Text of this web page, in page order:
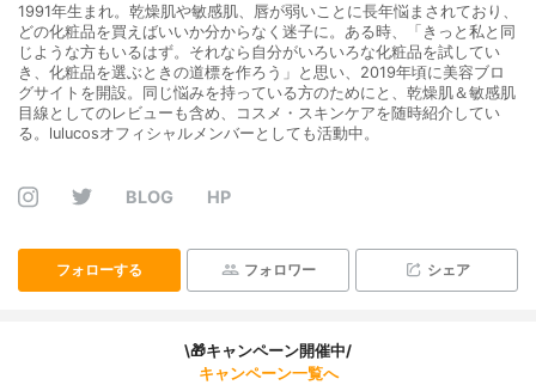
1991年生まれ。乾燥肌や敏感肌、唇が弱いことに長年悩まされており、
どの化粧品を買えばいいか分からなく迷子に。ある時、「きっと私と同
じような方もいるはず。それなら自分がいろいろな化粧品を試してい
き、化粧品を選ぶときの道標を作ろう」と思い、2019年頃に美容ブロ
グサイトを開設。同じ悩みを持っている方のためにと、乾燥肌＆敏感肌
目線としてのレビューも含め、コスメ・スキンケアを随時紹介してい
る。lulucosオフィシャルメンバーとしても活動中。
BLOG HP
フォローする フォロワー シェア
\🎁キャンペーン開催中/
キャンペーン一覧へ